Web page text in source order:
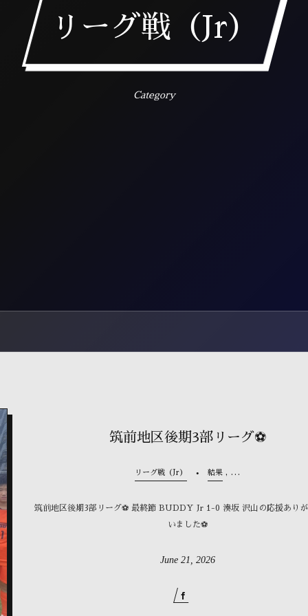
リーグ戦（Jr）
Category
筑前地区後期3部リーグ⚽️
リーグ戦（Jr） 結果 , …
筑前地区後期3部リーグ⚽️ 最終節 BUDDY Jr 1-0 湊坂 沢山の応援あり
いました⚽
June 21, 2026